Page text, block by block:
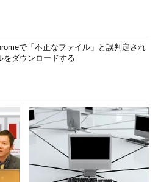
で「不正なファイル」と誤判定され
をダウンロードする